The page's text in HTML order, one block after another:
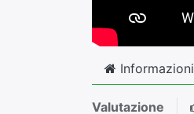
Informazioni
Valutazione